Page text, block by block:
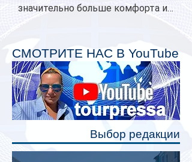
значительно больше комфорта и
планируется начать в 2027 году.
Одним из главных нововведений
станут индивидуальные шторки у
каждого спального места. Они
позволят пассажирам закрыть свою
полку во время сна или отдыха,
СМОТРИТЕ НАС В YouTube
Выбор редакции